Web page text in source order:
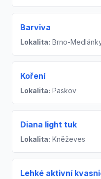
Barviva
Lokalita: Brno-
Koření
Lokalita: Paskov
Diana light tuk
Lokalita: Kněževes
Lehké aktivní